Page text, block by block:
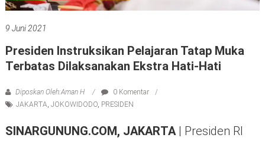
9 Juni 2021
Presiden Instruksikan Pelajaran Tatap Muka
Terbatas Dilaksanakan Ekstra Hati-Hati
Diposkan Oleh:Aman H
0 Komentar
JAKARTA, JOKOWIDODO, PRESIDEN
SINARGUNUNG.COM, JAKARTA| Presiden RI